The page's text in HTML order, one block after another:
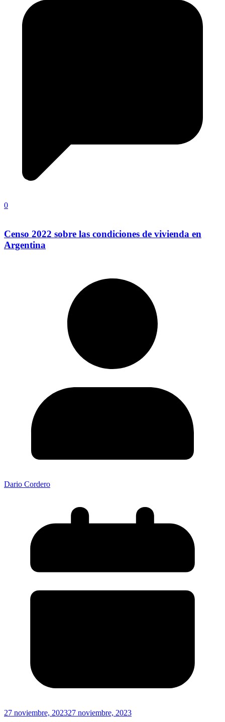
0
Censo 2022 sobre las condiciones de vivienda en
Argentina
Dario Cordero
27 noviembre, 202327 noviembre, 2023